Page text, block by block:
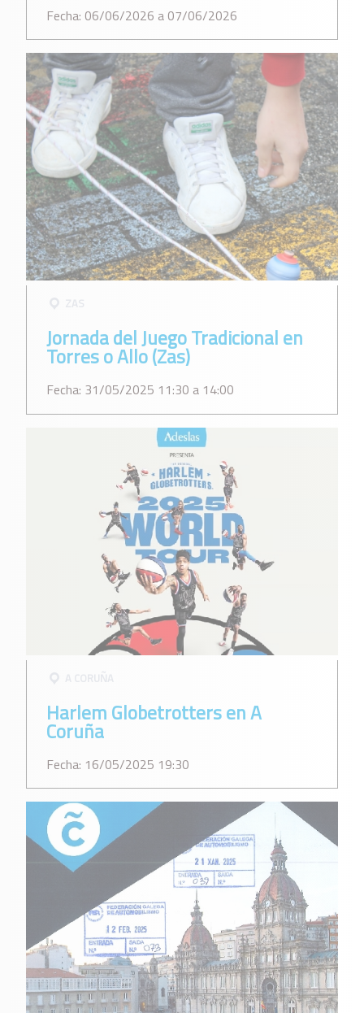
Fecha: 06/06/2026 a 07/06/2026
Jornada del Juego Tradicional en
Torres o Allo (Zas)
Fecha: 31/05/2025 11:30 a 14:00
A CORUÑA
Harlem Globetrotters en A
Coruña
Fecha: 16/05/2025 19:30